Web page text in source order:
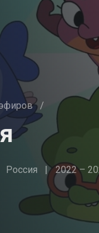
/
Россия 2022 –